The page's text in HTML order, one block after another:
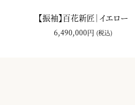
【振袖】百花新匠｜イエロー
6,490,000円 (税込)